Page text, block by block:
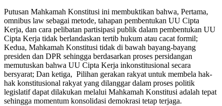
Putusan Mahkamah Konstitusi ini membuktikan bahwa, Pertama,
omnibus law sebagai metode, tahapan pembentukan UU Cipta
Kerja, dan cara pelibatan partisipasi publik dalam pembentukan UU
Cipta Kerja tidak berlandaskan tertib hukum atau cacat formil;
Kedua, Mahkamah Konstitusi tidak di bawah bayang-bayang
presiden dan DPR sehingga berdasarkan proses persidangan
memutuskan bahwa UU Cipta Kerja inkonstitusional secara
bersyarat; Dan ketiga, Pilihan gerakan rakyat untuk membela hak-
hak konstitusional rakyat yang dilanggar dalam proses politik
legislatif dapat dilakukan melalui Mahkamah Konstitusi adalah tepat
sehingga momentum konsolidasi demokrasi tetap terjaga.